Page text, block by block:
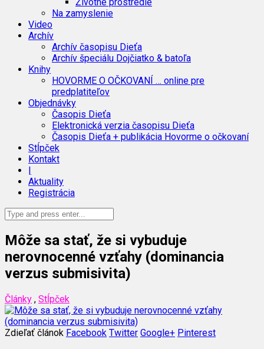
Na zamyslenie
Video
Archív
Archív časopisu Dieťa
Archív špeciálu Dojčiatko & batoľa
Knihy
HOVORME O OČKOVANÍ … online pre
predplatiteľov
Objednávky
Časopis Dieťa
Elektronická verzia časopisu Dieťa
Časopis Dieťa + publikácia Hovorme o očkovaní
Stĺpček
Kontakt
|
Aktuality
Registrácia
Môže sa stať, že si vybuduje
nerovnocenné vzťahy (dominancia
verzus submisivita)
Články , Stĺpček
Zdieľať článok Facebook Twitter Google+ Pinterest